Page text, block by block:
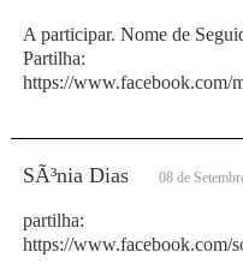
A participar. Nome de
Partilha:
https://www.facebook.com/
SÃ³nia Dias 08 de
partilha:
https://www.facebook.com/